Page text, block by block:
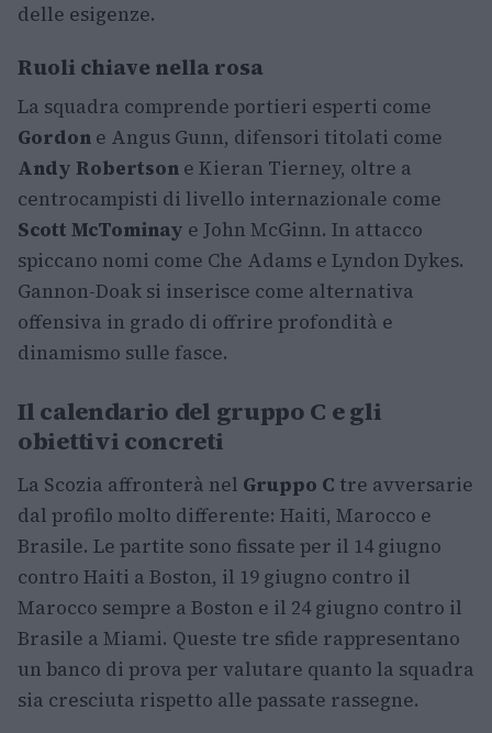
delle esigenze.
Ruoli chiave nella rosa
La squadra comprende portieri esperti come
Gordon e Angus Gunn, difensori titolati come
Andy Robertson e Kieran Tierney, oltre a
centrocampisti di livello internazionale come
Scott McTominay e John McGinn. In attacco
spiccano nomi come Che Adams e Lyndon Dykes.
Gannon-Doak si inserisce come alternativa
offensiva in grado di offrire profondità e
dinamismo sulle fasce.
Il calendario del gruppo C e gli
obiettivi concreti
La Scozia affronterà nel Gruppo C tre avversarie
dal profilo molto differente: Haiti, Marocco e
Brasile. Le partite sono fissate per il 14 giugno
contro Haiti a Boston, il 19 giugno contro il
Marocco sempre a Boston e il 24 giugno contro il
Brasile a Miami. Queste tre sfide rappresentano
un banco di prova per valutare quanto la squadra
sia cresciuta rispetto alle passate rassegne.